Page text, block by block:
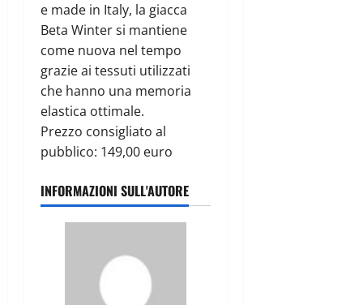
e made in Italy, la giacca
Beta Winter si mantiene
come nuova nel tempo
grazie ai tessuti utilizzati
che hanno una memoria
elastica ottimale.
Prezzo consigliato al
pubblico: 149,00 euro
INFORMAZIONI SULL'AUTORE